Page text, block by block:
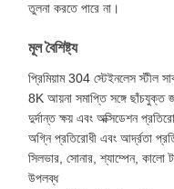
তুলনা করতে পারে না।
মূল বৈশিষ্ট্য
প্রিমিয়াম 304 স্টেইনলেস স্টীল
8K আয়না সমাপ্তি সঙ্গে ছাঁচযুক্ত
দুর্দান্ত ক্ষয় এবং অক্সিডেশন
অগ্নি প্রতিরোধী এবং আর্দ্রতা
সিলভার, সোনার, শ্যাম্পেন, কালো
উপলব্ধ